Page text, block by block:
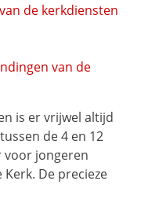
de kerkdiensten
van de
is er vrijwel altijd
de 4 en 12
voor jongeren
Kerk. De precieze